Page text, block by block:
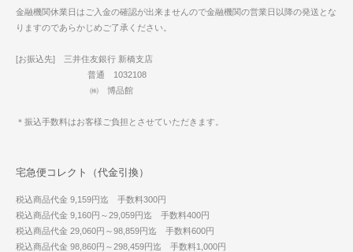
金融機関休業日はご入金の確認が出来ませんので金融機関の営業日以降の発送とな
りますのであらかじめご了承ください。
[お振込先] 三井住友銀行 新橋支店
普通 1032108
㈱ 博品館
＊振込手数料はお客様ご負担とさせていただきます。
宅急便コレクト（代金引換）
税込商品代金 9,159円迄 手数料300円
税込商品代金 9,160円～29,059円迄 手数料400円
税込商品代金 29,060円～98,859円迄 手数料600円
税込商品代金 98,860円～298,459円迄 手数料1,000円